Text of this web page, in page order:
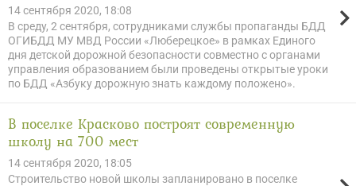
14 сентября 2020, 18:08
В среду, 2 сентября, сотрудниками службы пропаганды БДД
ОГИБДД МУ МВД России «Люберецкое» в рамках Единого
дня детской дорожной безопасности совместно с органами
управления образованием были проведены открытые уроки
по БДД «Азбуку дорожную знать каждому положено».
В поселке Красково построят современную
школу на 700 мест
14 сентября 2020, 18:05
Строительство новой школы запланировано в поселке